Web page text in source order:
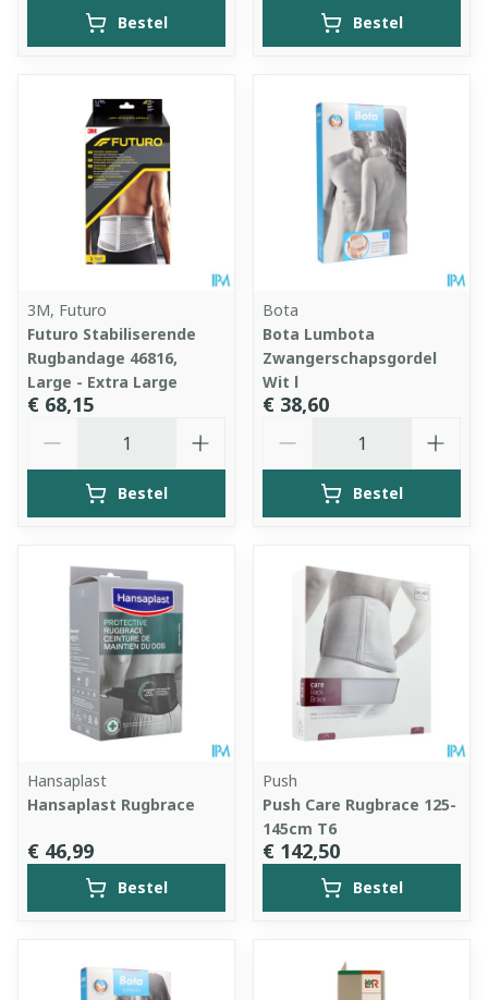
Bestel Bestel
3M, Futuro
Futuro Stabiliserende
Rugbandage 46816,
Large - Extra Large
€ 68,15
Bestel
Bota
Bota Lumbota
Zwangerschapsgordel
Wit l
€ 38,60
Bestel
Hansaplast
Hansaplast Rugbrace
€ 46,99
Bestel
Push
Push Care Rugbrace 125-
145cm T6
€ 142,50
Bestel